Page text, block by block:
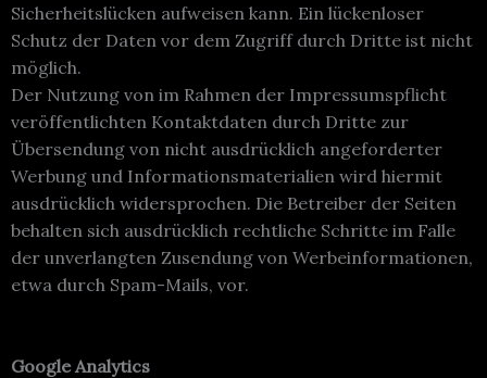
Sicherheitslücken aufweisen kann. Ein lückenloser
Schutz der Daten vor dem Zugriff durch Dritte ist nicht
möglich.
Der Nutzung von im Rahmen der Impressumspflicht
veröffentlichten Kontaktdaten durch Dritte zur
Übersendung von nicht ausdrücklich angeforderter
Werbung und Informationsmaterialien wird hiermit
ausdrücklich widersprochen. Die Betreiber der Seiten
behalten sich ausdrücklich rechtliche Schritte im Falle
der unverlangten Zusendung von Werbeinformationen,
etwa durch Spam-Mails, vor.
Google Analytics